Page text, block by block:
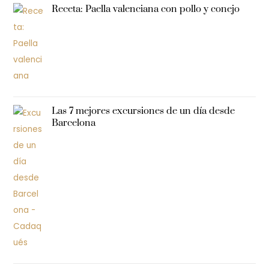
Receta: Paella valenciana con pollo y conejo
Las 7 mejores excursiones de un día desde
Barcelona